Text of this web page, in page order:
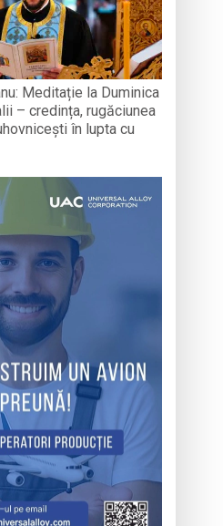
Meditație la Duminica
– credința, rugăciunea
în lupta cu